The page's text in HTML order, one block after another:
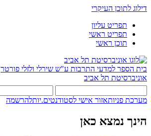
דילוג לתוכן העיקרי
תפריט עליון
תפריט ראשי
תוכן ראשי
בית הספר למדעי התרבות ע"ש שירלי ולזלי פורטר
אוניברסיטת תל אביב
מערכת פניותאזור אישי לסטודנטים.יותלהרשמה
הינך נמצא כאן